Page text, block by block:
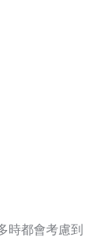
時都會考慮到